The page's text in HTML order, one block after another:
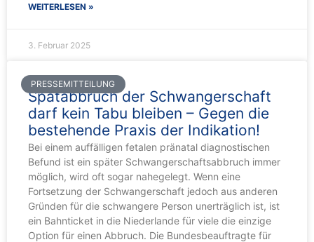
WEITERLESEN »
3. Februar 2025
PRESSEMITTEILUNG
Spätabbruch der Schwangerschaft
darf kein Tabu bleiben – Gegen die
bestehende Praxis der Indikation!
Bei einem auffälligen fetalen pränatal diagnostischen
Befund ist ein später Schwangerschaftsabbruch immer
möglich, wird oft sogar nahegelegt. Wenn eine
Fortsetzung der Schwangerschaft jedoch aus anderen
Gründen für die schwangere Person unerträglich ist, ist
ein Bahnticket in die Niederlande für viele die einzige
Option für einen Abbruch. Die Bundesbeauftragte für